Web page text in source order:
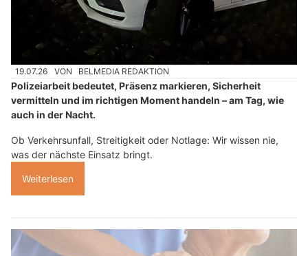
19.07.26 VON BELMEDIA REDAKTION
Polizeiarbeit bedeutet, Präsenz markieren, Sicherheit
vermitteln und im richtigen Moment handeln – am Tag, wie
auch in der Nacht.
Ob Verkehrsunfall, Streitigkeit oder Notlage: Wir wissen nie,
was der nächste Einsatz bringt.
Weiterlesen